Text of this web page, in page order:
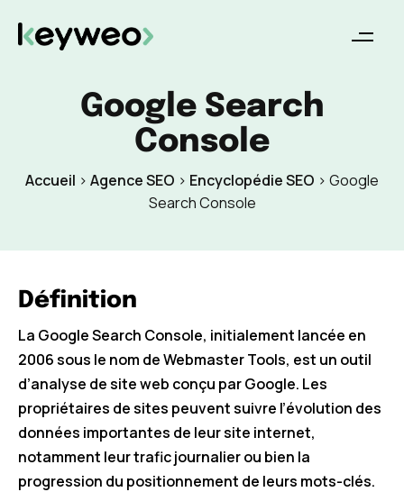
Google Search
Console
Accueil > Agence SEO > Encyclopédie SEO > Google
Search Console
Définition
La Google Search Console, initialement lancée en
2006 sous le nom de Webmaster Tools, est un outil
d’analyse de site web conçu par Google. Les
propriétaires de sites peuvent suivre l’évolution des
données importantes de leur site internet,
notamment leur trafic journalier ou bien la
progression du positionnement de leurs mots-clés.